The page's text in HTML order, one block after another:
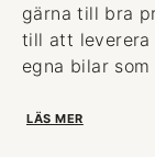
gärna till bra
till att leverera
egna bilar
LÄS MER